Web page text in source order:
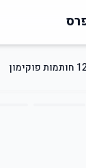
פוקימון 1
/
6